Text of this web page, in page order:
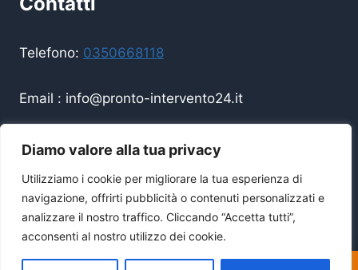
Diamo valore alla tua privacy
Utilizziamo i cookie per migliorare la tua esperienza di
navigazione, offrirti pubblicità o contenuti personalizzati e
analizzare il nostro traffico. Cliccando “Accetta tutti”,
acconsenti al nostro utilizzo dei cookie.
Telefono: 0350668118
Email : info@pronto-intervento24.it
Disponibilità 24/7 — Sempre operativi
Copyright Lu Costruzioni Di Lungu Codrin © 2026
| All Rights Reserved | P.IVA01379550328